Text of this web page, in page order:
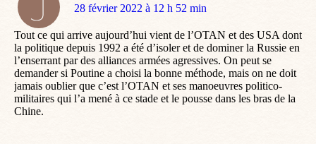
dit
28 février 2022 à 12 h 52 min
Tout ce qui arrive aujourd’hui vient de l’OTAN et des USA dont
la politique depuis 1992 a été d’isoler et de dominer la Russie en
l’enserrant par des alliances armées agressives. On peut se
demander si Poutine a choisi la bonne méthode, mais on ne doit
jamais oublier que c’est l’OTAN et ses manoeuvres politico-
militaires qui l’a mené à ce stade et le pousse dans les bras de la
Chine.